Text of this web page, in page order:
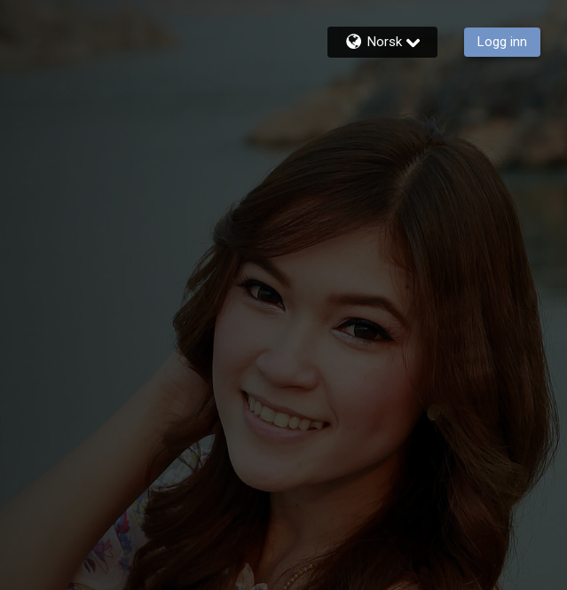
Norsk Logg inn